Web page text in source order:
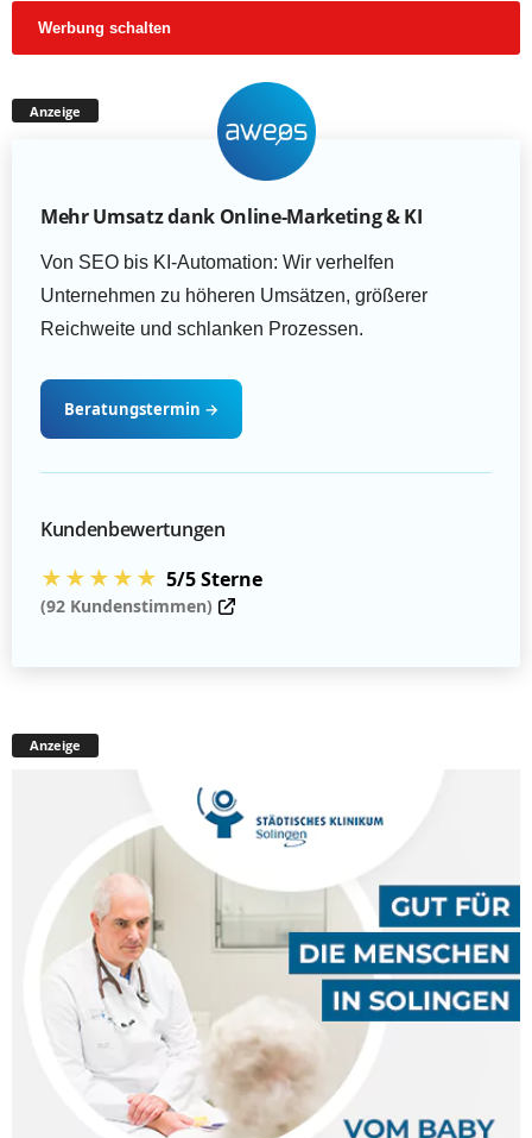
Werbung schalten
Anzeige
Mehr Umsatz dank Online-Marketing & KI
Von SEO bis KI-Automation: Wir verhelfen
Unternehmen zu höheren Umsätzen, größerer
Reichweite und schlanken Prozessen.
Beratungstermin →
Kundenbewertungen
★★★★★ 5/5 Sterne
(92 Kundenstimmen)
Anzeige